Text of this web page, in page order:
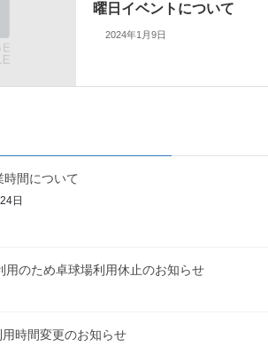
曜日イベントについて
2024年1月9日
時間について
日
用のため卓球場利用休止のお知らせ
時間変更のお知らせ